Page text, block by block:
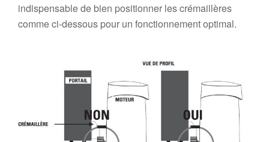
indispensable de bien positionner les crémaillères
comme ci-dessous pour un fonctionnement optimal.